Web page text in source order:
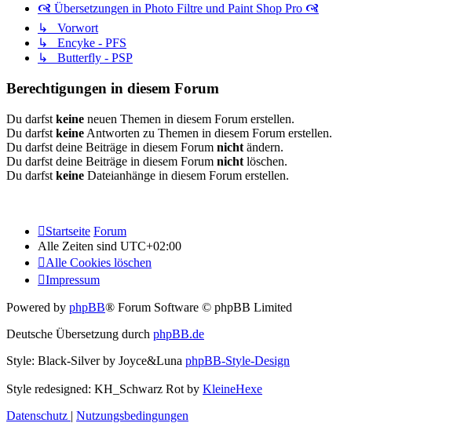
🙧 Übersetzungen in Photo Filtre und Paint Shop Pro 🙧
↳ Vorwort
↳ Encyke - PFS
↳ Butterfly - PSP
Berechtigungen in diesem Forum
Du darfst keine neuen Themen in diesem Forum erstellen.
Du darfst keine Antworten zu Themen in diesem Forum erstellen.
Du darfst deine Beiträge in diesem Forum nicht ändern.
Du darfst deine Beiträge in diesem Forum nicht löschen.
Du darfst keine Dateianhänge in diesem Forum erstellen.
Startseite Forum
Alle Zeiten sind UTC+02:00
Alle Cookies löschen
Impressum
Powered by phpBB® Forum Software © phpBB Limited
Deutsche Übersetzung durch phpBB.de
Style: Black-Silver by Joyce&Luna phpBB-Style-Design
Style redesigned: KH_Schwarz Rot by KleineHexe
Datenschutz | Nutzungsbedingungen